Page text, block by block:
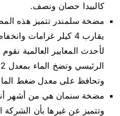
كالبيدا حصان ونصف.
مضخة سلمندر تتميز هذه
يقارب 4 كيلر غرامات
لأحدث المعايير العالمية
وتحافظ على معدل ضغط الماء بما
مضخة سنمان هي من أشهر
وتتميز عن غيرها بأن الشركة